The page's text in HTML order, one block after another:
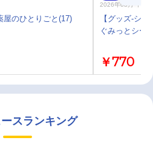
屋のひとりごと(17)
2026年08月 中 発
【グッズ-シ
ぐみっとシー
￥770
スランキング